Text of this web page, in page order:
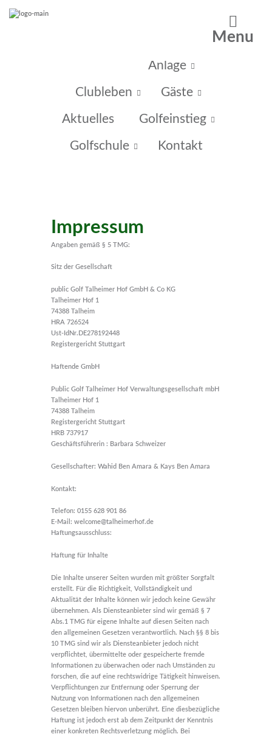
Anlage
Clubleben Gäste
Aktuelles Golfeinstieg
Golfschule Kontakt
Menu
Impressum
Angaben gemäß § 5 TMG:
Sitz der Gesellschaft
public Golf Talheimer Hof GmbH & Co KG
Talheimer Hof 1
74388 Talheim
HRA 726524
Ust-IdNr.DE278192448
Registergericht Stuttgart
Haftende GmbH
Public Golf Talheimer Hof Verwaltungsgesellschaft mbH
Talheimer Hof 1
74388 Talheim
Registergericht Stuttgart
HRB 737917
Geschäftsführerin : Barbara Schweizer
Gesellschafter: Wahid Ben Amara & Kays Ben Amara
Kontakt:
Telefon: 0155 628 901 86
E-Mail: welcome@talheimerhof.de
Haftungsausschluss:
Haftung für Inhalte
Die Inhalte unserer Seiten wurden mit größter Sorgfalt
erstellt. Für die Richtigkeit, Vollständigkeit und
Aktualität der Inhalte können wir jedoch keine Gewähr
übernehmen. Als Diensteanbieter sind wir gemäß § 7
Abs.1 TMG für eigene Inhalte auf diesen Seiten nach
den allgemeinen Gesetzen verantwortlich. Nach §§ 8 bis
10 TMG sind wir als Diensteanbieter jedoch nicht
verpflichtet, übermittelte oder gespeicherte fremde
Informationen zu überwachen oder nach Umständen zu
forschen, die auf eine rechtswidrige Tätigkeit hinweisen.
Verpflichtungen zur Entfernung oder Sperrung der
Nutzung von Informationen nach den allgemeinen
Gesetzen bleiben hiervon unberührt. Eine diesbezügliche
Haftung ist jedoch erst ab dem Zeitpunkt der Kenntnis
einer konkreten Rechtsverletzung möglich. Bei